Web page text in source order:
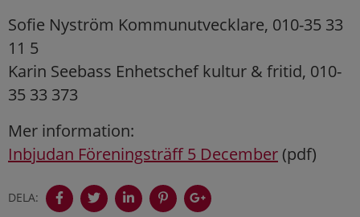
Sofie Nyström Kommunutvecklare, 010-35 33
11 5
Karin Seebass Enhetschef kultur & fritid, 010-
35 33 373
Mer information:
Inbjudan Föreningsträff 5 December (pdf)
DELA: